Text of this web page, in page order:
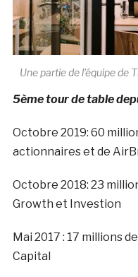
Une partie de l’équipe de
5ème tour de table
Octobre 2019: 60
actionnaires et de
Octobre 2018: 23
Growth et Investion
Mai 2017 : 17 millions
Capital